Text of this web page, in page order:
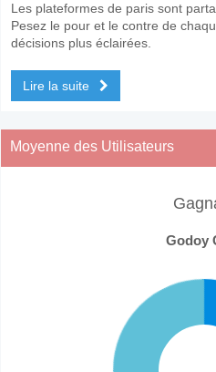
Les plateformes de paris sont
Pesez le pour et le contre de
décisions plus éclairées.
Lire la suite
Moyenne des Utilisateurs
Godoy